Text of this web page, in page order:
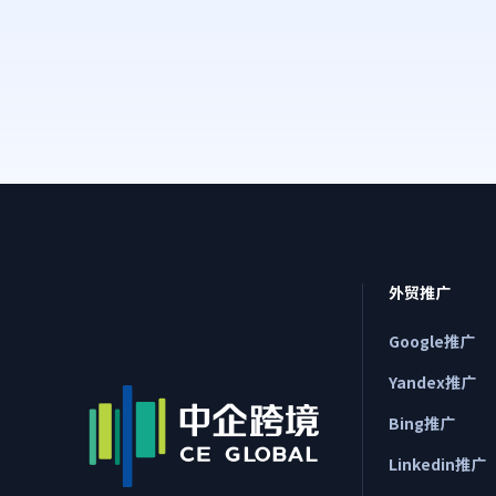
外贸推广
Google推广
Yandex推广
Bing推广
Linkedin推广